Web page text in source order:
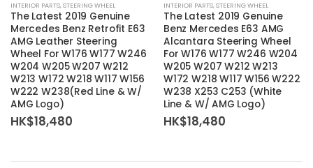
INTERIOR PARTS,STEERING WHEEL
The Latest 2019 Genuine
Mercedes Benz Retrofit E63
AMG Leather Steering
Wheel For W176 W177 W246
W204 W205 W207 W212
W213 W172 W218 W117 W156
W222 W238(Red Line & W/
AMG Logo)
HK$18,480
INTERIOR PARTS,STEERING WHEEL
The Latest 2019 Genuine
Benz Mercedes E63 AMG
Alcantara Steering Wheel
For W176 W177 W246 W204
W205 W207 W212 W213
W172 W218 W117 W156 W222
W238 X253 C253 (White
Line & W/ AMG Logo)
HK$18,480